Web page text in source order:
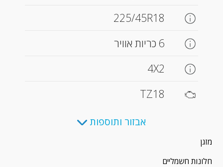
225/45R18
6 כריות אוויר
4X2
TZ18
אבזור ותוספות
מזגן
חלונות חשמליים